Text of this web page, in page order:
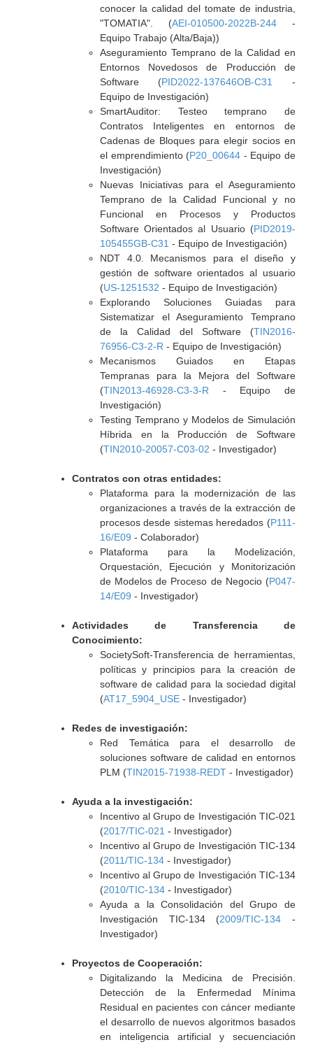
conocer la calidad del tomate de industria,
"TOMATIA". (AEI-010500-2022B-244-
Equipo Trabajo (Alta/Baja))
Aseguramiento Temprano de la Calidad en
Entornos Novedosos de Producción de
Software (PID2022-137646OB-C31
-
Equipo de Investigación)
SmartAuditor: Testeo temprano de
Contratos Inteligentes en entornos de
Cadenas de Bloques para elegir socios en
el emprendimiento (P20_00644 - Equipo de
Investigación)
Nuevas Iniciativas para el Aseguramiento
Temprano de la Calidad Funcional y no
Funcional en Procesos y Productos
Software Orientados al Usuario (PID2019-
105455GB-C31 - Equipo de Investigación)
NDT 4.0. Mecanismos para el diseño y
gestión de software orientados al usuario
(US-1251532 - Equipo de Investigación)
Explorando Soluciones Guiadas para
Sistematizar el Aseguramiento Temprano
de la Calidad del Software (TIN2016-
76956-C3-2-R - Equipo de Investigación)
Mecanismos Guiados en Etapas
Tempranas para la Mejora del Software
(TIN2013-46928-C3-3-R - Equipo de
Investigación)
Testing Temprano y Modelos de Simulación
Híbrida en la Producción de Software
(TIN2010-20057-C03-02 - Investigador)
Contratos con otras entidades:
Plataforma para la modernización de las
organizaciones a través de la extracción de
procesos desde sistemas heredados (P111-
16/E09 - Colaborador)
Plataforma para la Modelización,
Orquestación, Ejecución y Monitorización
de Modelos de Proceso de Negocio (P047-
14/E09 - Investigador)
Actividades de Transferencia de
Conocimiento:
SocietySoft-Transferencia de herramientas,
políticas y principios para la creación de
software de calidad para la sociedad digital
(AT17_5904_USE- Investigador)
Redes de investigación:
Red Temática para el desarrollo de
soluciones software de calidad en entornos
PLM (TIN2015-71938-REDT- Investigador)
Ayuda a la investigación:
Incentivo al Grupo de Investigación TIC-021
(2017/TIC-021 - Investigador)
Incentivo al Grupo de Investigación TIC-134
(2011/TIC-134- Investigador)
Incentivo al Grupo de Investigación TIC-134
(2010/TIC-134- Investigador)
Ayuda a la Consolidación del Grupo de
Investigación TIC-134 (2009/TIC-134 -
Investigador)
Proyectos de Cooperación:
Digitalizando la Medicina de Precisión.
Detección de la Enfermedad Mínima
Residual en pacientes con cáncer mediante
el desarrollo de nuevos algoritmos basados
en inteligencia artificial y secuenciación